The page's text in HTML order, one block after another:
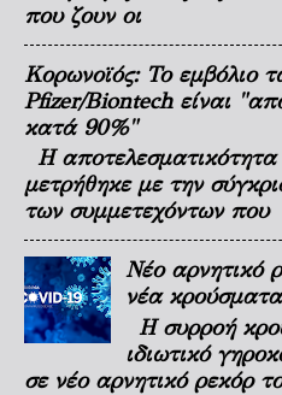
που ζουν οι
Κορωνοϊός: Το εμβόλιο
Pfizer/Biontech είναι
κατά 90%"
Η αποτελεσματικότητα
μετρήθηκε με την
των συμμετεχόντων που
Νέο αρνητικό
νέα
Η συρροή
ιδιωτικό
σε νέο αρνητικό ρεκόρ το